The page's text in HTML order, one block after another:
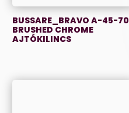
BUSSARE_BRAVO A-45-70
BRUSHED CHROME
AJTÓKILINCS